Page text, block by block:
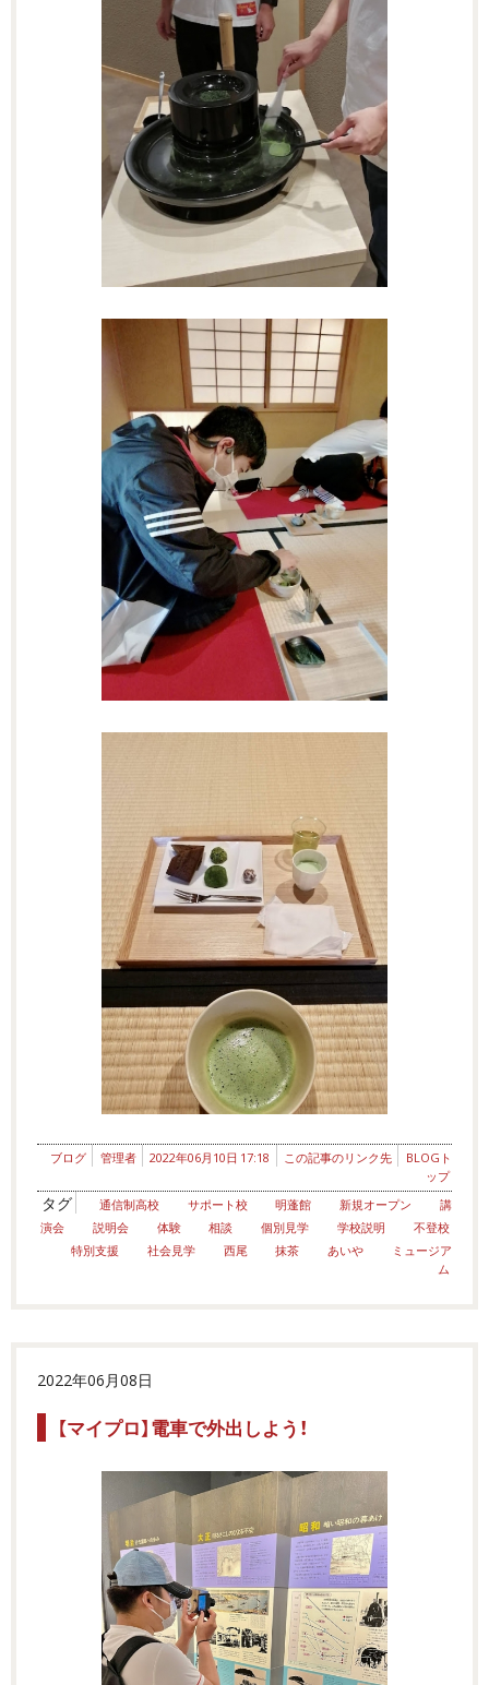
ブログ 管理者 2022年06月10日 17:18 この記事のリンク先
BLOGト
ップ
タグ 通信制高校 サポート校 明蓬館 新規オープン
講
演会
説明会 体験 相談 個別見学 学校説明
不登校
特別支援
社会見学 西尾 抹茶 あいや
ミュージア
ム
2022年06月08日
【マイプロ】電車で外出しよう！